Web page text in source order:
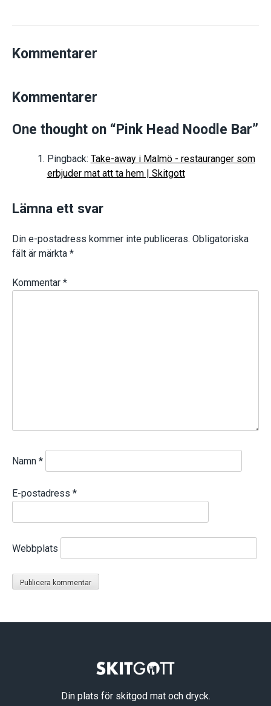
Kommentarer
Kommentarer
One thought on “Pink Head Noodle Bar”
Pingback: Take-away i Malmö - restauranger som
erbjuder mat att ta hem | Skitgott
Lämna ett svar
Din e-postadress kommer inte publiceras. Obligatoriska
fält är märkta *
Kommentar *
Namn *
E-postadress *
Webbplats
Din plats för skitgod mat och dryck.